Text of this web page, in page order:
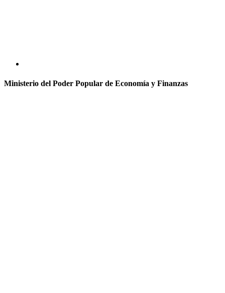
Ministerio del Poder Popular de Economía y Finanzas